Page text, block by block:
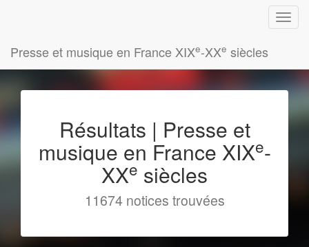
Presse et musique en France XIXe-XXe siècles
Résultats | Presse et
musique en France XIXe-
XXe siècles
11674 notices trouvées